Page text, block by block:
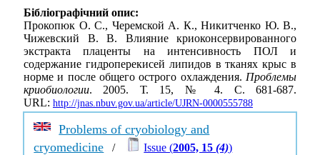
Бібліографічний опис:
Прокопюк О. С., Черемской А. К., Никитченко Ю. В.,
Чижевский В. В. Влияние криоконсервированного
экстракта плаценты на интенсивность ПОЛ и
содержание гидроперекисей липидов в тканях крыс в
норме и после общего острого охлаждения. Проблемы
криобиологии. 2005. Т. 15, № 4. С. 681-687.
URL: http://jnas.nbuv.gov.ua/article/UJRN-0000555788
Problems of cryobiology and
cryomedicine / Issue (2005, 15(4))